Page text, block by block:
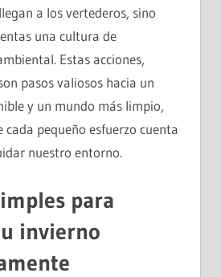
a los vertederos, sino
una cultura de
Estas acciones,
pasos valiosos hacia un
y un mundo más limpio,
pequeño esfuerzo cuenta
nuestro entorno.
para
invierno